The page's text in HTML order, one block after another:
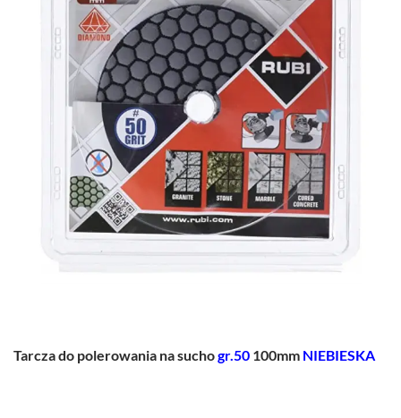
Tarcza do polerowania na suchogr.50 100mm NIEBIESKA